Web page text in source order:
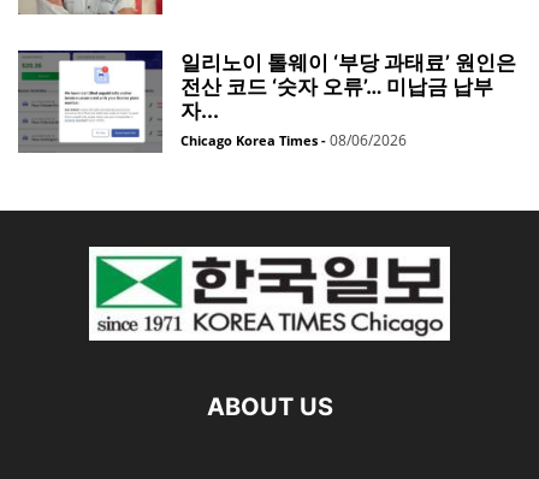
일리노이 톨웨이 ‘부당 과태료’ 원인은
전산 코드 ‘숫자 오류’… 미납금 납부
자...
Chicago Korea Times - 08/06/2026
ABOUT US